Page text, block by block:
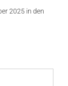
2025 in den